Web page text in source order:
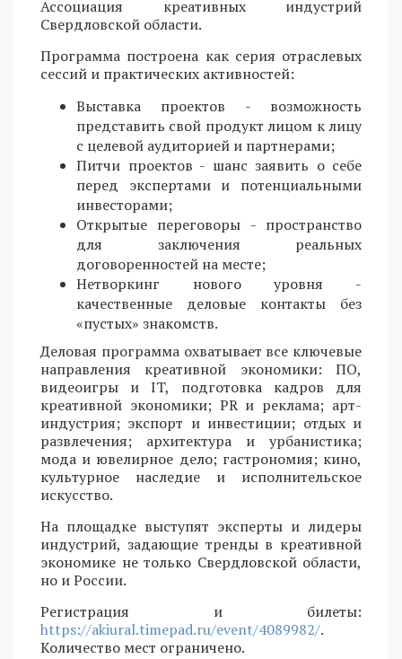
Ассоциация креативных индустрий
Свердловской области.
Программа построена как серия отраслевых
сессий и практических активностей:
Выставка проектов - возможность
представить свой продукт лицом к лицу
с целевой аудиторией и партнерами;
Питчи проектов - шанс заявить о себе
перед экспертами и потенциальными
инвесторами;
Открытые переговоры - пространство
для заключения реальных
договоренностей на месте;
Нетворкинг нового уровня -
качественные деловые контакты без
«пустых» знакомств.
Деловая программа охватывает все ключевые
направления креативной экономики: ПО,
видеоигры и IT, подготовка кадров для
креативной экономики; PR и реклама; арт-
индустрия; экспорт и инвестиции; отдых и
развлечения; архитектура и урбанистика;
мода и ювелирное дело; гастрономия; кино,
культурное наследие и исполнительское
искусство.
На площадке выступят эксперты и лидеры
индустрий, задающие тренды в креативной
экономике не только Свердловской области,
но и России.
Регистрация и билеты:
https://akiural.timepad.ru/event/4089982/.
Количество мест ограничено.